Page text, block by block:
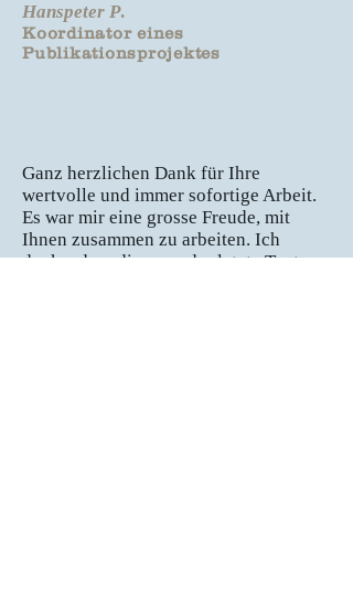
Hanspeter P.
Koordinator eines
Publikationsprojektes
Ganz herzlichen Dank für Ihre
wertvolle und immer sofortige Arbeit.
Es war mir eine grosse Freude, mit
Ihnen zusammen zu arbeiten. Ich
denke, dass dies nun der letzte Text